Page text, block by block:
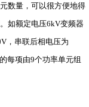
数量，可以很方便地得
如额定电压6kV变频器
，串联后相电压为
每项由9个功率单元组